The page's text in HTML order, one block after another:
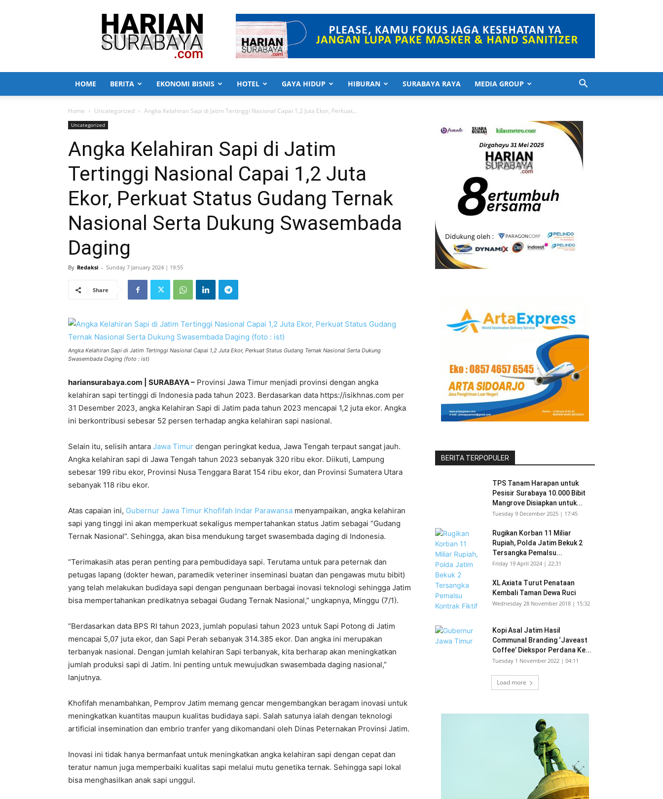
Harian
Surabaya
HOME BERITA EKONOMI BISNIS HOTEL GAYA HIDUP HIBURAN SURABAYA RAYA MEDIA GROUP
Home Uncategorized Angka Kelahiran Sapi di Jatim Tertinggi Nasional Capai 1,2 Juta Ekor, Perkuat...
Uncategorized
Angka Kelahiran Sapi di Jatim
Tertinggi Nasional Capai 1,2 Juta
Ekor, Perkuat Status Gudang Ternak
Nasional Serta Dukung Swasembada
Daging
By Redaksi - Sunday 7 January 2024 | 19:55
Share
Angka Kelahiran Sapi di Jatim Tertinggi Nasional Capai 1,2 Juta Ekor, Perkuat Status Gudang Ternak Nasional Serta Dukung
Swasembada Daging (foto : ist)
hariansurabaya.com | SURABAYA – Provinsi Jawa Timur menjadi provinsi dengan angka
kelahiran sapi tertinggi di Indonesia pada tahun 2023. Berdasarkan data https://isikhnas.com per
31 Desember 2023, angka Kelahiran Sapi di Jatim pada tahun 2023 mencapai 1,2 juta ekor. Angka
ini berkontribusi sebesar 52 persen terhadap angka kelahiran sapi nasional.
Selain itu, selisih antara Jawa Timur dengan peringkat kedua, Jawa Tengah terpaut sangat jauh.
Angka kelahiran sapi di Jawa Tengah tahun 2023 sebanyak 320 ribu ekor. Diikuti, Lampung
sebesar 199 ribu ekor, Provinsi Nusa Tenggara Barat 154 ribu ekor, dan Provinsi Sumatera Utara
sebanyak 118 ribu ekor.
Atas capaian ini, Gubernur Jawa Timur Khofifah Indar Parawansa menyampaikan, angka kelahiran
sapi yang tinggi ini akan memperkuat sekaligus mempertahankan status Jatim sebagai “Gudang
Ternak Nasional”. Sehingga, akan bisa mendukung target swasembada daging di Indonesia.
“Terimakasih atas peran penting para pembudidaya sapi. Terutama untuk para peternak dan
petugas lapang (dokter hewan, paramedik veteriner inseminasi buatan dan pengawas mutu bibit)
yang telah melakukan budidaya sapi dengan pengunaan berbagai inovasi teknologi sehingga Jatim
bisa mempertahankan predikatnya sebagai Gudang Ternak Nasional,” ungkapnya, Minggu (7/1).
“Berdasarkan data BPS RI tahun 2023, jumlah populasi tahun 2023 untuk Sapi Potong di Jatim
mencapai 5,07 juta ekor, dan Sapi Perah sebanyak 314.385 ekor. Dan angka ini merupakan
terbanyak nasional. Dengan jumlah kelahiran Sapi terbanyak, kita berharap akan meningkatkan
jumlah produksi sapi di Jatim. Ini penting untuk mewujudkan swasembada daging nasional,”
lanjutnya.
Khofifah menambahkan, Pemprov Jatim memang gencar mengembangkan beragam inovasi untuk
meningkatkan kuantitas maupun kualitas budidaya sapi. Salah satunya ialah dengan teknologi
artificial insemination dan embrio tranfer yang dikomandani oleh Dinas Peternakan Provinsi Jatim.
Inovasi ini tidak hanya bermanfaat untuk meningkatkan angka kelahiran sapi dengan cepat dan
teratur namun juga memperbaiki kualitas sapi melalui mutu genetika ternak. Sehingga sapi lokal
bisa menghasilkan anak sapi unggul.
BERITA TERPOPULER
TPS Tanam Harapan untuk
Pesisir Surabaya 10.000 Bibit
Mangrove Disiapkan untuk...
Tuesday 9 December 2025 | 17:45
Rugikan Korban 11 Miliar
Rupiah, Polda Jatim Bekuk 2
Tersangka Pemalsu...
Friday 19 April 2024 | 22:31
XL Axiata Turut Penataan
Kembali Taman Dewa Ruci
Wednesday 28 November 2018 | 15:32
Kopi Asal Jatim Hasil
Communal Branding ‘Javeast
Coffee’ Diekspor Perdana Ke...
Tuesday 1 November 2022 | 04:11
Load more